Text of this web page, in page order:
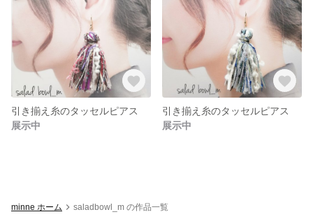
引き揃え糸のタッセルピアス
展示中
引き揃え糸のタッセルピアス
展示中
minne ホーム saladbowl_m の作品一覧